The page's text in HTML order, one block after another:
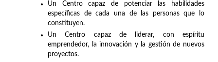
Un Centro capaz de potenciar las habilidades
específicas de cada una de las personas que lo
constituyen.
Un Centro capaz de liderar, con espíritu
emprendedor, la innovación y la gestión de nuevos
proyectos.